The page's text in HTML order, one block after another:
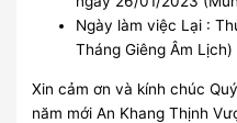
Ngày làm việc Lại :
Tháng Giêng Âm Lịch)
Xin cảm ơn và kính chúc
năm mới An Khang Thịnh